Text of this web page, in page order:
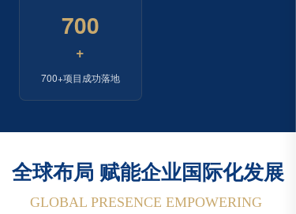
700
+
700+项目成功落地
全球布局 赋能企业国际化发展
GLOBAL PRESENCE EMPOWERING